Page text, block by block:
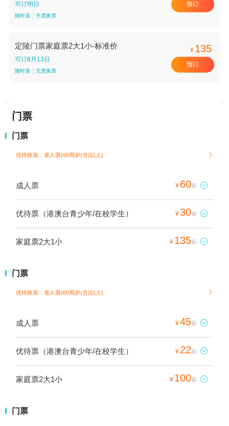
可订明日
随时退 无需换票
预订
定陵门票家庭票2大1小-标准价
可订8月13日
随时退 无需换票
¥ 135
预订
门票
门票
优待政策：老人票(60周岁(含)以上) 
成人票 ¥ 60起 
优待票（港澳台青少年/在校学生） ¥30起 
家庭票2大1小 ¥ 135起 
门票
优待政策：老人票(60周岁(含)以上) 
成人票 ¥45起 
优待票（港澳台青少年/在校学生） ¥ 22 起 
家庭票2大1小 ¥ 100起 
门票